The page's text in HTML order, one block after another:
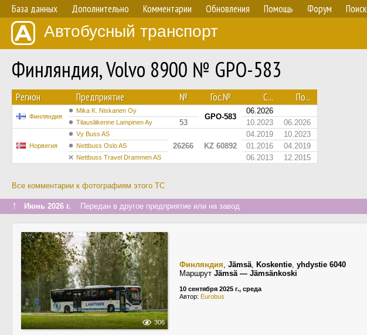
База данных Дополнительно Комментарии Обновления Помощь Форум Поиск
Автобусный транспорт
Финляндия, Volvo 8900 № GPO-583
Регион Предприятие № Гос.№ С... По...
Финляндия
Mika K. Niskanen Oy
GPO-583
06.2026
Tilausliikenne Lampinen Ay 53 10.2023 06.2026
Норвегия
Vy Buss AS
26266 KZ 60892
04.2019 10.2023
Nettbuss Oslo AS 01.2016 04.2019
Nettbuss Travel Drammen AS 06.2013 12.2015
Все комментарии к фотографиям этого ТС
↑ Июнь 2026 г. Передан в другое предприятие или на завод
306
Финляндия, Jämsä, Koskentie, yhdystie 6040
Маршрут Jämsä — Jämsänkoski
10 сентября 2025 г., среда
Автор: Eurobus